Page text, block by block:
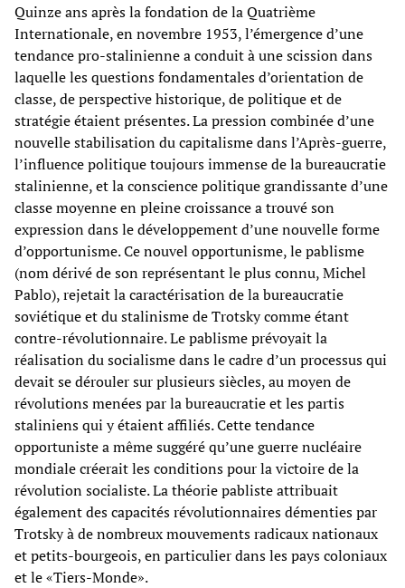
Quinze ans après la fondation de la Quatrième
Internationale, en novembre 1953, l’émergence d’une
tendance pro-stalinienne a conduit à une scission dans
laquelle les questions fondamentales d’orientation de
classe, de perspective historique, de politique et de
stratégie étaient présentes. La pression combinée d’une
nouvelle stabilisation du capitalisme dans l’Après-guerre,
l’influence politique toujours immense de la bureaucratie
stalinienne, et la conscience politique grandissante d’une
classe moyenne en pleine croissance a trouvé son
expression dans le développement d’une nouvelle forme
d’opportunisme. Ce nouvel opportunisme, le pablisme
(nom dérivé de son représentant le plus connu, Michel
Pablo), rejetait la caractérisation de la bureaucratie
soviétique et du stalinisme de Trotsky comme étant
contre-révolutionnaire. Le pablisme prévoyait la
réalisation du socialisme dans le cadre d’un processus qui
devait se dérouler sur plusieurs siècles, au moyen de
révolutions menées par la bureaucratie et les partis
staliniens qui y étaient affiliés. Cette tendance
opportuniste a même suggéré qu’une guerre nucléaire
mondiale créerait les conditions pour la victoire de la
révolution socialiste. La théorie pabliste attribuait
également des capacités révolutionnaires démenties par
Trotsky à de nombreux mouvements radicaux nationaux
et petits-bourgeois, en particulier dans les pays coloniaux
et le «Tiers-Monde».